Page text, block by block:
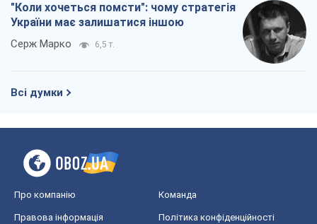
"Коли хочеться помсти": чому стратегія
України має залишатися іншою
Серж Марко 6,5 т.
Всі думки
Про компанію Команда
Правова інформація Політика конфіденційності